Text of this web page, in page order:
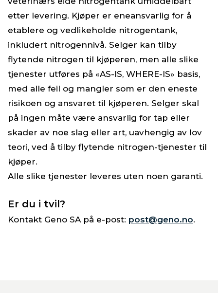
etter levering. Kjøper er eneansvarlig for å
etablere og vedlikeholde nitrogentank,
inkludert nitrogennivå. Selger kan tilby
flytende nitrogen til kjøperen, men alle slike
tjenester utføres på «AS-IS, WHERE-IS» basis,
med alle feil og mangler som er den eneste
risikoen og ansvaret til kjøperen. Selger skal
på ingen måte være ansvarlig for tap eller
skader av noe slag eller art, uavhengig av lov
teori, ved å tilby flytende nitrogen-tjenester til
kjøper.
Alle slike tjenester leveres uten noen garanti.
Er du i tvil?
Kontakt Geno SA på e-post: post@geno.no.